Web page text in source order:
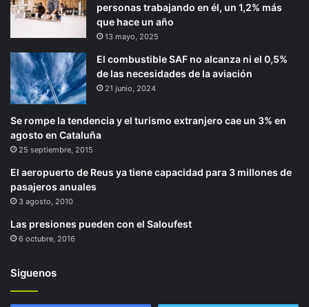
personas trabajando en él, un 1,2% más
que hace un año
13 mayo, 2025
El combustible SAF no alcanza ni el 0,5%
de las necesidades de la aviación
21 junio, 2024
Se rompe la tendencia y el turismo extranjero cae un 3% en
agosto en Cataluña
25 septiembre, 2015
El aeropuerto de Reus ya tiene capacidad para 3 millones de
pasajeros anuales
3 agosto, 2010
Las presiones pueden con el Saloufest
6 octubre, 2016
Siguenos